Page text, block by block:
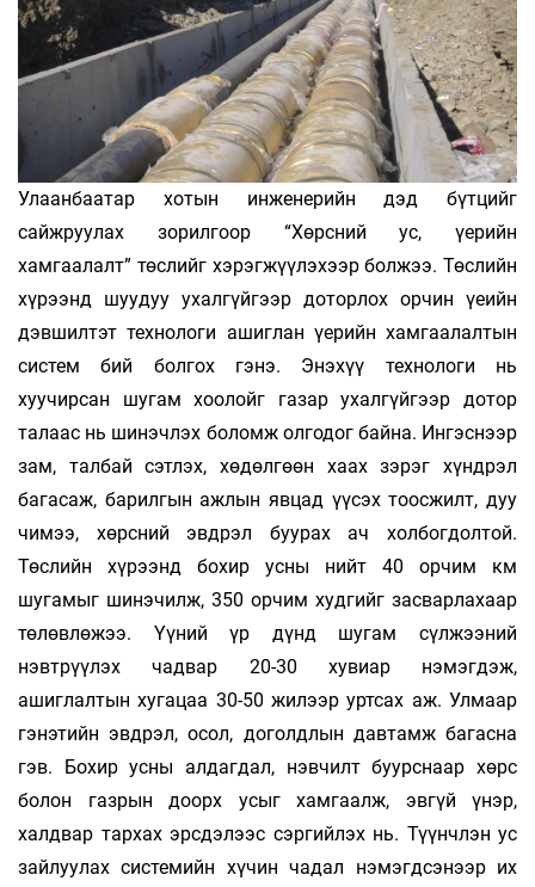
Улаанбаатар хотын инженерийн дэд бүтцийг
сайжруулах зорилгоор “Хөрсний ус, үерийн
хамгаалалт” төслийг хэрэгжүүлэхээр болжээ. Төслийн
хүрээнд шуудуу ухалгүйгээр доторлох орчин үеийн
дэвшилтэт технологи ашиглан үерийн хамгаалалтын
систем бий болгох гэнэ. Энэхүү технологи нь
хуучирсан шугам хоолойг газар ухалгүйгээр дотор
талаас нь шинэчлэх боломж олгодог байна. Ингэснээр
зам, талбай сэтлэх, хөдөлгөөн хаах зэрэг хүндрэл
багасаж, барилгын ажлын явцад үүсэх тоосжилт, дуу
чимээ, хөрсний эвдрэл буурах ач холбогдолтой.
Төслийн хүрээнд бохир усны нийт 40 орчим км
шугамыг шинэчилж, 350 орчим худгийг засварлахаар
төлөвлөжээ. Үүний үр дүнд шугам сүлжээний
нэвтрүүлэх чадвар 20-30 хувиар нэмэгдэж,
ашиглалтын хугацаа 30-50 жилээр уртсах аж. Улмаар
гэнэтийн эвдрэл, осол, доголдлын давтамж багасна
гэв. Бохир усны алдагдал, нэвчилт буурснаар хөрс
болон газрын доорх усыг хамгаалж, эвгүй үнэр,
халдвар тархах эрсдэлээс сэргийлэх нь. Түүнчлэн ус
зайлуулах системийн хүчин чадал нэмэгдсэнээр их